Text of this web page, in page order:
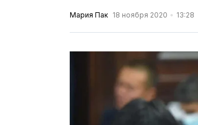
Мария Пак 18 ноября 2020 13:28